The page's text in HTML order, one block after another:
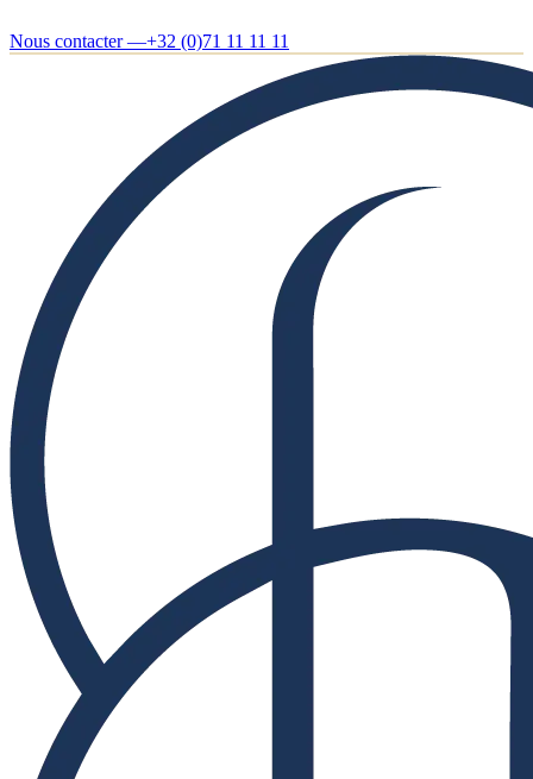
Nous contacter —+32 (0)71 11 11 11